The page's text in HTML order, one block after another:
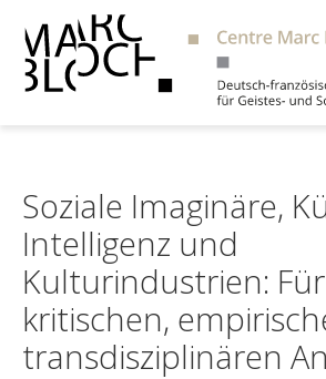
Soziale Imaginäre,
Intelligenz und
Kulturindustrien:
kritischen,
transdisziplinären